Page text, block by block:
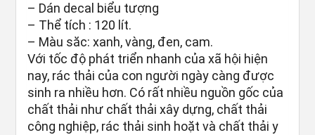
– Dán decal biểu tượng
– Thể tích : 120 lít.
– Màu săc: xanh, vàng, đen, cam.
Với tốc độ phát triển nhanh của xã hội hiện
nay, rác thải của con người ngày càng được
sinh ra nhiều hơn. Có rất nhiều nguồn gốc của
chất thải như chất thải xây dựng, chất thải
công nghiệp, rác thải sinh hoặt và chất thải y